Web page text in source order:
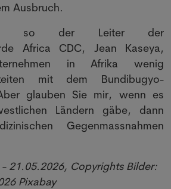
Ausbruch.
so der Leiter der
Africa CDC, Jean Kaseya,
in Afrika wenig
mit dem Bundibugyo-
glauben Sie mir, wenn es
Ländern gäbe, dann
Gegenmassnahmen
21.05.2026, Copyrights Bilder:
Pixabay